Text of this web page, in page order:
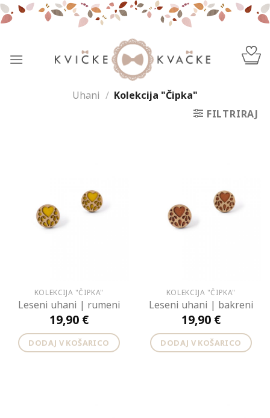
Skip
to
Uhani / Kolekcija "Čipka"
FILTRIRAJ
KOLEKCIJA "ČIPKA"
Leseni uhani | rumeni
19,90 €
DODAJ V KOŠARICO
KOLEKCIJA "ČIPKA"
Leseni uhani | bakreni
19,90 €
DODAJ V KOŠARICO